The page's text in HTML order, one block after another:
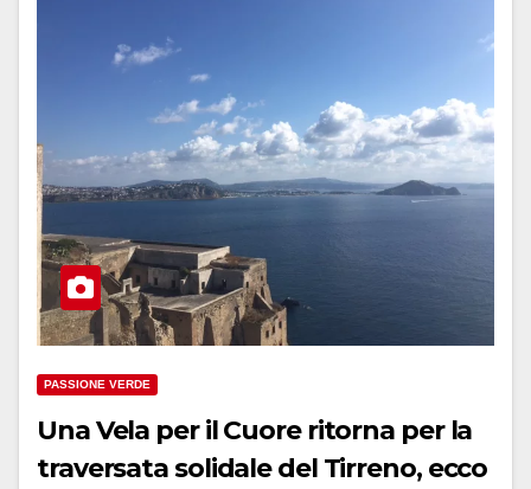
PASSIONE VERDE
Una Vela per il Cuore ritorna per la
traversata solidale del Tirreno, ecco